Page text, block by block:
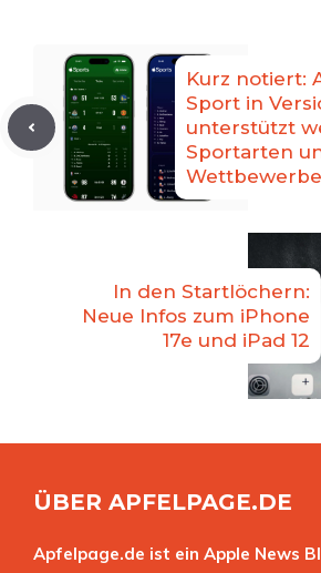
Kurz notiert:
Sport in
unterstützt
Sportarten
Wettbewerbe
In den Startlöchern:
Neue Infos zum iPhone
17e und iPad 12
ÜBER APFELPAGE.DE
Apfelpage.de ist ein Apple News